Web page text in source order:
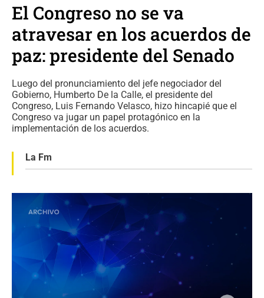
El Congreso no se va
atravesar en los acuerdos de
paz: presidente del Senado
Luego del pronunciamiento del jefe negociador del
Gobierno, Humberto De la Calle, el presidente del
Congreso, Luis Fernando Velasco, hizo hincapié que el
Congreso va jugar un papel protagónico en la
implementación de los acuerdos.
La Fm